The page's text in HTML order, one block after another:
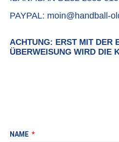
NAME
PAYPAL: moin@handball-
ACHTUNG: ERST MIT DER
ÜBERWEISUNG WIRD DIE